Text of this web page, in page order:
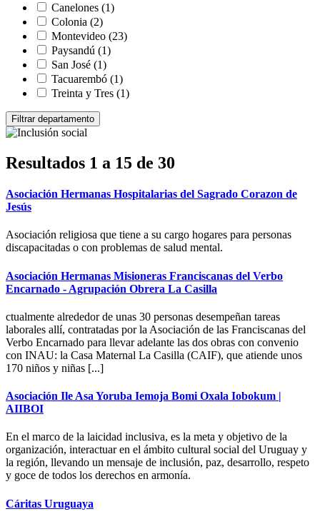
Canelones (1)
Colonia (2)
Montevideo (23)
Paysandú (1)
San José (1)
Tacuarembó (1)
Treinta y Tres (1)
Resultados 1 a 15 de 30
Asociación Hermanas Hospitalarias del Sagrado Corazon de
Jesús
Asociación religiosa que tiene a su cargo hogares para personas
discapacitadas o con problemas de salud mental.
Asociación Hermanas Misioneras Franciscanas del Verbo
Encarnado - Agrupación Obrera La Casilla
ctualmente alrededor de unas 30 personas desempeñan tareas
laborales allí, contratadas por la Asociación de las Franciscanas del
Verbo Encarnado para llevar adelante las dos obras con convenio
con INAU: la Casa Maternal La Casilla (CAIF), que atiende unos
170 niños y niñas [...]
Asociación Ile Asa Yoruba Iemoja Bomi Oxala Iobokum |
AIIBOI
En el marco de la laicidad inclusiva, es la meta y objetivo de la
organización, interactuar en el ámbito cultural social del Uruguay y
la región, llevando un mensaje de inclusión, paz, desarrollo, respeto
y goce de todos los derechos en armonía.
Cáritas Uruguaya